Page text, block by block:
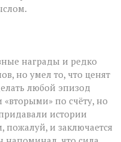
награды и редко
но умел то, что ценят
любой эпизод
по счёту, но
истории
пожалуй, и заключается